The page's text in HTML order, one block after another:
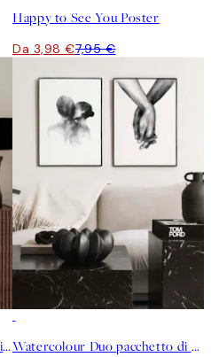
Happy to See You Poster
Da 3,98 €7,95 €
Berlin Shapes Duo pacchetto di poster Watercolour Duo pacchetto di poster